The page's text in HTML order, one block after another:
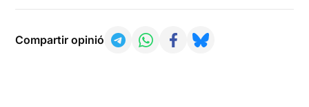
Compartir opinió